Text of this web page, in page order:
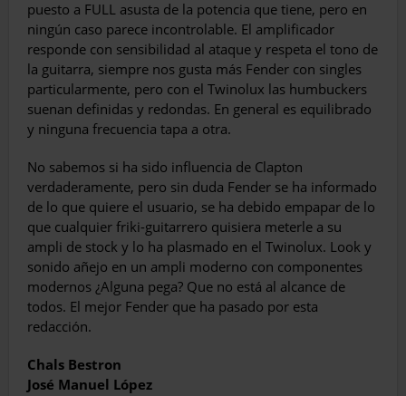
puesto a FULL asusta de la potencia que tiene, pero en
ningún caso pare­ce incontrolable. El amplificador
responde con sensibilidad al ataque y respeta el tono de
la guitarra, siempre nos gusta más Fender con singles
particularmente, pero con el Twinolux las humbuckers
suenan definidas y redondas. En general es equilibrado
y ninguna frecuen­cia tapa a otra.
No sabemos si ha sido influencia de Clap­ton
verdaderamente, pero sin duda Fender se ha informado
de lo que quiere el usuario, se ha debido empapar de lo
que cualquier friki-guitarrero quisiera meterle a su
ampli de stock y lo ha plasmado en el Twinolux. Look y
sonido añejo en un ampli moderno con componentes
modernos ¿Alguna pega? Que no está al alcan­ce de
todos. El mejor Fender que ha pasado por esta
redacción.
Chals Bestron
José Manuel López